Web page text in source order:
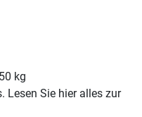
kg
Lesen Sie hier alles zur